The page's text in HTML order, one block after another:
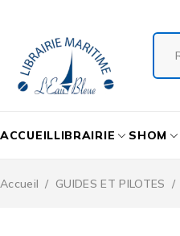
ACCUEILLIBRAIRIE SHOM
Accueil / GUIDES ET PILOTES /